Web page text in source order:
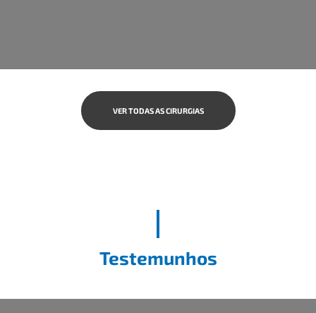
VER TODAS AS CIRURGIAS
Testemunhos